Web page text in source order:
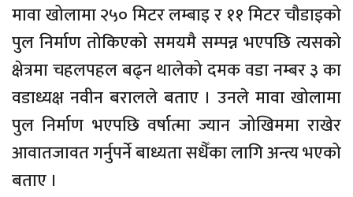
मावा खोलामा २५० मिटर लम्बाइ र ११ मिटर चौडाइको
पुल निर्माण तोकिएको समयमै सम्पन्न भएपछि त्यसको
क्षेत्रमा चहलपहल बढ्न थालेको दमक वडा नम्बर ३ का
वडाध्यक्ष नवीन बरालले बताए । उनले मावा खोलामा
पुल निर्माण भएपछि वर्षात्मा ज्यान जोखिममा राखेर
आवातजावत गर्नुपर्ने बाध्यता सधैँका लागि अन्त्य भएको
बताए ।